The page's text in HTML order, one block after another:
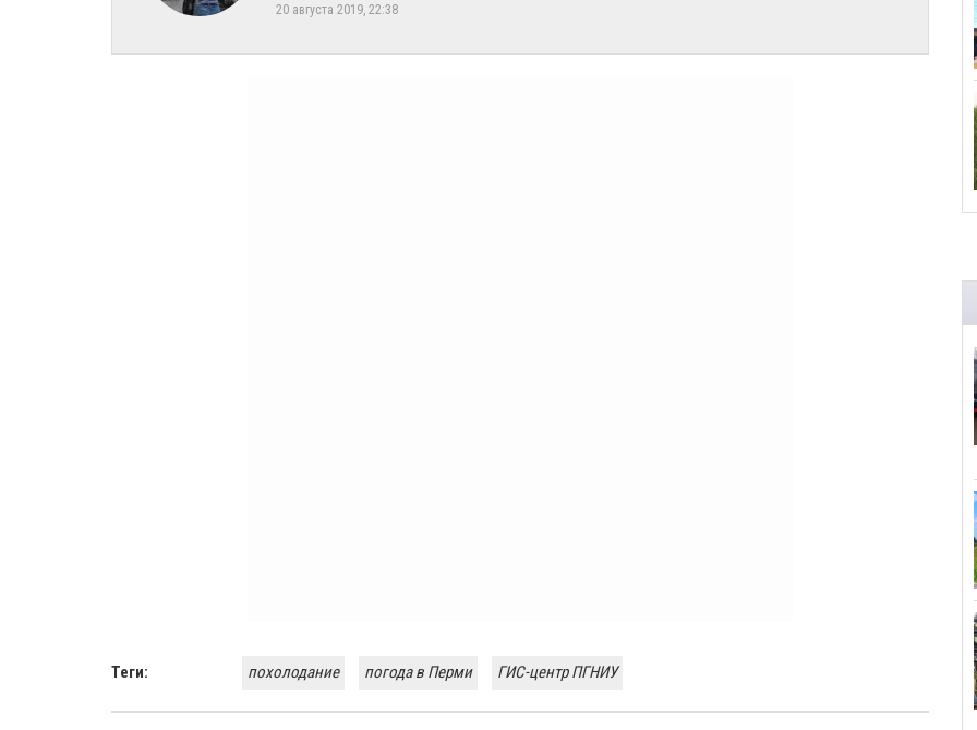
20 августа 2019, 22:38
Теги: похолодание погода в Перми ГИС-центр ПГНИУ